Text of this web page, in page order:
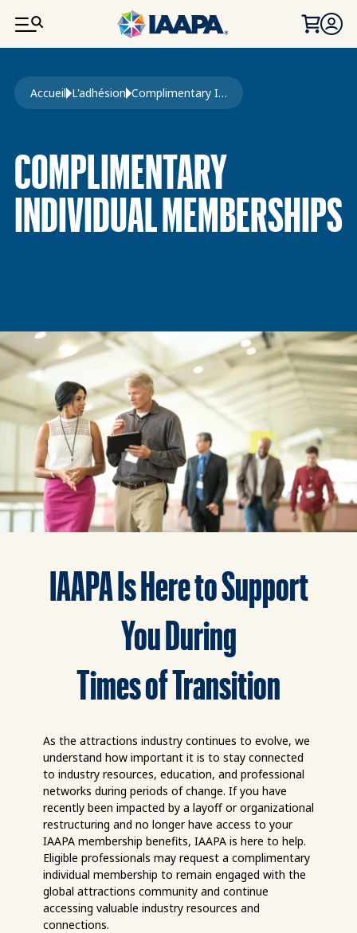
ALLER AU CONTENU PRINCIPAL
Fil d'Ariane
Accueil L'adhésion Complimentary Individual Memberships
COMPLIMENTARY
INDIVIDUAL MEMBERSHIPS
IAAPA Is Here to Support
You During
Times of Transition
As the attractions industry continues to evolve, we
understand how important it is to stay connected
to industry resources, education, and professional
networks during periods of change. If you have
recently been impacted by a layoff or organizational
restructuring and no longer have access to your
IAAPA membership benefits, IAAPA is here to help.
Eligible professionals may request a complimentary
individual membership to remain engaged with the
global attractions community and continue
accessing valuable industry resources and
connections.